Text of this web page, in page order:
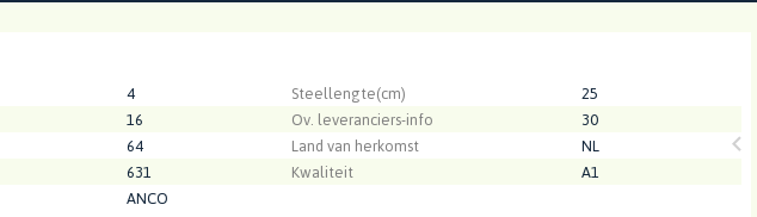
4 Steellengte(cm)
25
16 Ov. leveranciers-info
30
64 Land van herkomst
NL
631 Kwaliteit
A1
ANCO
Klik hier om in te loggen.